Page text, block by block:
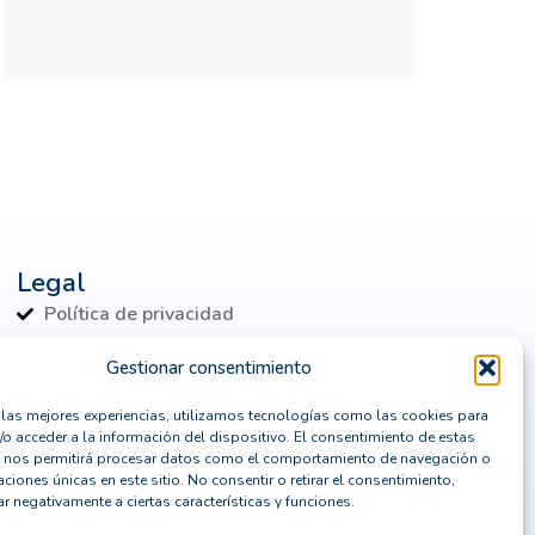
Gestionar consentimiento
las mejores experiencias, utilizamos tecnologías como las cookies para
o acceder a la información del dispositivo. El consentimiento de estas
permitirá procesar datos como el comportamiento de navegación o
únicas en este sitio. No consentir o retirar el consentimiento,
negativamente a ciertas características y funciones.
crm madrid
crm vertical
crm y erp
cual es el mejor programa crm
Cuándo actualizar un ERP
data center
Legal
Política de privacidad
Política de cookies
Política de seguridad